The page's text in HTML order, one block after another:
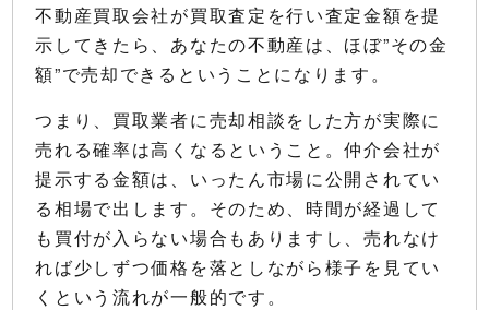
不動産買取会社が買取査定を行い査定金額を提
示してきたら、あなたの不動産は、ほぼ”その金
額”で売却できるということになります。
つまり、買取業者に売却相談をした方が実際に
売れる確率は高くなるということ。仲介会社が
提示する金額は、いったん市場に公開されてい
る相場で出します。そのため、時間が経過して
も買付が入らない場合もありますし、売れなけ
れば少しずつ価格を落としながら様子を見てい
くという流れが一般的です。